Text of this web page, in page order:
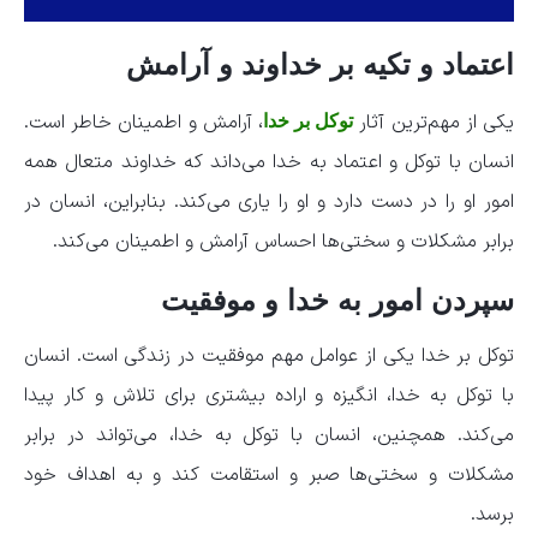
اعتماد و تکیه بر خداوند و آرامش
یکی از مهم‌ترین آثارتوکل بر خدا ، آرامش و اطمینان خاطر است.
انسان با توکل و اعتماد به خدا می‌داند که خداوند متعال همه
امور او را در دست دارد و او را یاری می‌کند. بنابراین، انسان در
برابر مشکلات و سختی‌ها احساس آرامش و اطمینان می‌کند.
سپردن امور به خدا و موفقیت
توکل بر خدا یکی از عوامل مهم موفقیت در زندگی است. انسان
با توکل به خدا، انگیزه و اراده بیشتری برای تلاش و کار پیدا
می‌کند. همچنین، انسان با توکل به خدا، می‌تواند در برابر
مشکلات و سختی‌ها صبر و استقامت کند و به اهداف خود
برسد.